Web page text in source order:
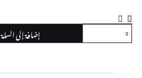
كمية
منقار
فيونكه
إضافة إلى السلة